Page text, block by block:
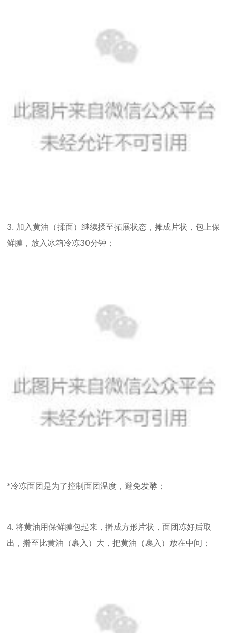
3. 加入黄油（揉面）继续揉至拓展状态，摊成片状，包上保
鲜膜，放入冰箱冷冻30分钟；
*冷冻面团是为了控制面团温度，避免发酵；
4. 将黄油用保鲜膜包起来，擀成方形片状，面团冻好后取
出，擀至比黄油（裹入）大，把黄油（裹入）放在中间；